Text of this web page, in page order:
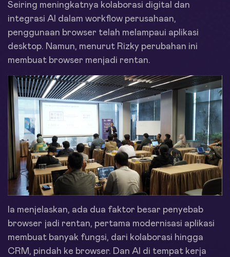
Seiring meningkatnya kolaborasi digital dan
integrasi AI dalam workflow perusahaan,
penggunaan browser telah melampaui aplikasi
desktop. Namun, menurut Rizky perubahan ini
membuat browser menjadi rentan.
Ia menjelaskan, ada dua faktor besar penyebab
browser jadi rentan, pertama modernisasi aplikasi
membuat banyak fungsi, dari kolaborasi hingga
CRM, pindah ke browser. Dan AI di tempat kerja